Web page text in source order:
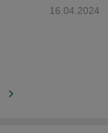
16.04.2024